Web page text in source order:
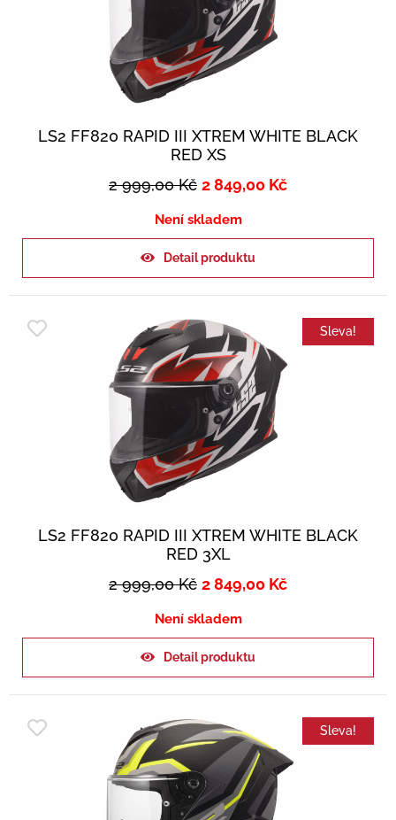
LS2 FF820 RAPID III XTREM WHITE BLACK
RED XS
2 999,00Kč 2 849,00 Kč
Není skladem
Detail produktu
Sleva!
LS2 FF820 RAPID III XTREM WHITE BLACK
RED 3XL
2 999,00Kč 2 849,00 Kč
Není skladem
Detail produktu
Sleva!